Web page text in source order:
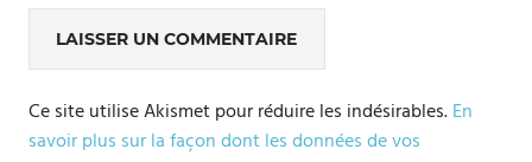
Ce site utilise Akismet pour réduire les indésirables.En
savoir plus sur la façon dont les données de vos